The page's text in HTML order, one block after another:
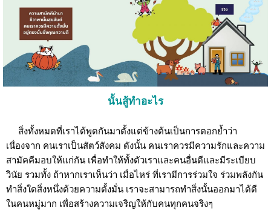
นั้นสู้ทำอะไร
สิ่งทั้งหมดที่เราได้พูดกันมาตั้งแต่ข้างต้นเป็นการตอกย้ำว่า
เนื่องจาก คนเราเป็นสัตว์สังคม ดังนั้น คนเราควรมีความรักและความ
สามัคคีมอบให้แก่กัน เพื่อทำให้ทั้งตัวเราและคนอื่นดีและมีระเบียบ
วินัย รวมทั้ง ถ้าหากเราเห็นว่า เมื่อไหร่ ที่เรามีการร่วมใจ ร่วมพลังกัน
ทำสิ่งใดสิ่งหนึ่งด้วยความตั้งมั่น เราจะสามารถทำสิ่งนั้นออกมาได้ดี
ในคนหมู่มาก เพื่อสร้างความเจริญให้กับคนทุกคนจริงๆ